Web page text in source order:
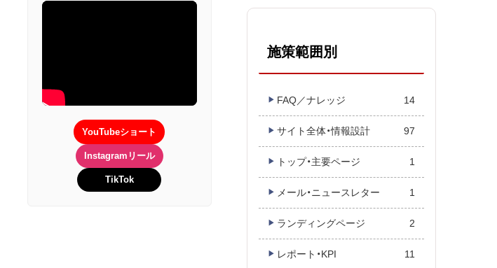
YouTubeショート
Instagramリール
TikTok
施策範囲別
FAQ／ナレッジ 14
サイト全体・情報設計 97
トップ・主要ページ 1
メール・ニュースレター 1
ランディングページ 2
レポート・KPI 11